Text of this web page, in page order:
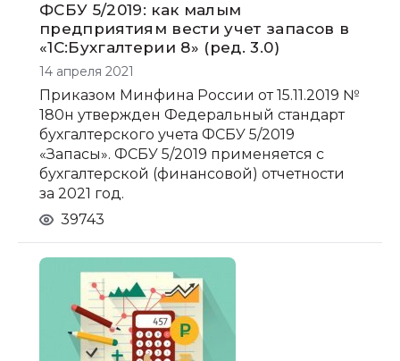
ФСБУ 5/2019: как малым
предприятиям вести учет запасов в
«1С:Бухгалтерии 8» (ред. 3.0)
14 апреля 2021
Приказом Минфина России от 15.11.2019 №
180н утвержден Федеральный стандарт
бухгалтерского учета ФСБУ 5/2019
«Запасы». ФСБУ 5/2019 применяется с
бухгалтерской (финансовой) отчетности
за 2021 год.
39743